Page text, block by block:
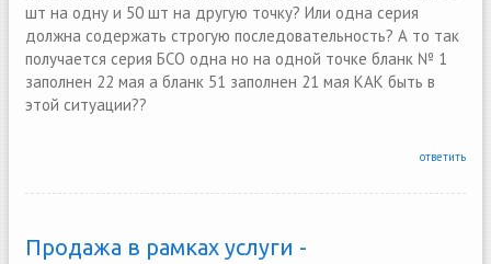
шт на одну и 50 шт на другую точку? Или одна серия
должна содержать строгую последовательность? А то так
получается серия БСО одна но на одной точке бланк № 1
заполнен 22 мая а бланк 51 заполнен 21 мая КАК быть в
этой ситуации??
ответить
Продажа в рамках услуги -